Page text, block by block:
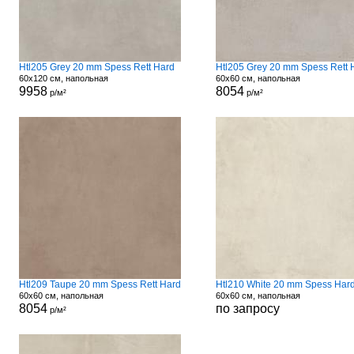
Htl205 Grey 20 mm Spess Rett Hard
60x120 см, напольная
9958р/м²
Htl205 Grey 20 mm Spess Rett
60x60 см, напольная
8054р/м²
Htl209 Taupe 20 mm Spess Rett Hard
60x60 см, напольная
8054р/м²
Htl210 White 20 mm Spess
60x60 см, напольная
по запросу